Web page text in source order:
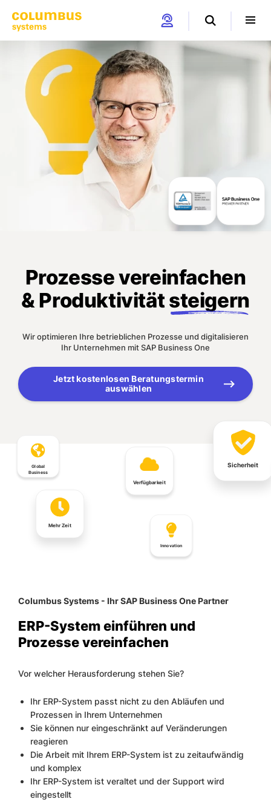
Prozesse vereinfachen
& Produktivitätsteigern
Wir optimieren Ihre betrieblichen Prozesse und digitalisieren
Ihr Unternehmen mit SAP Business One
Jetzt kostenlosen Beratungstermin
auswählen
Global
Business
Verfügbarkeit
Sicherheit
Mehr Zeit
Innovation
Columbus Systems - Ihr SAP Business One Partner
ERP-System einführen und
Prozesse vereinfachen
Vor welcher Herausforderung stehen Sie?
Ihr ERP-System passt nicht zu den Abläufen und
Prozessen in Ihrem Unternehmen
Sie können nur eingeschränkt auf Veränderungen
reagieren
Die Arbeit mit Ihrem ERP-System ist zu zeitaufwändig
und komplex
Ihr ERP-System ist veraltet und der Support wird
eingestellt